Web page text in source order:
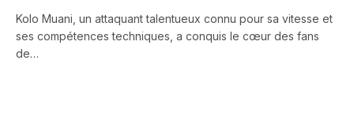
Kolo Muani, un attaquant talentueux connu pour sa vitesse et
ses compétences techniques, a conquis le cœur des fans
de…